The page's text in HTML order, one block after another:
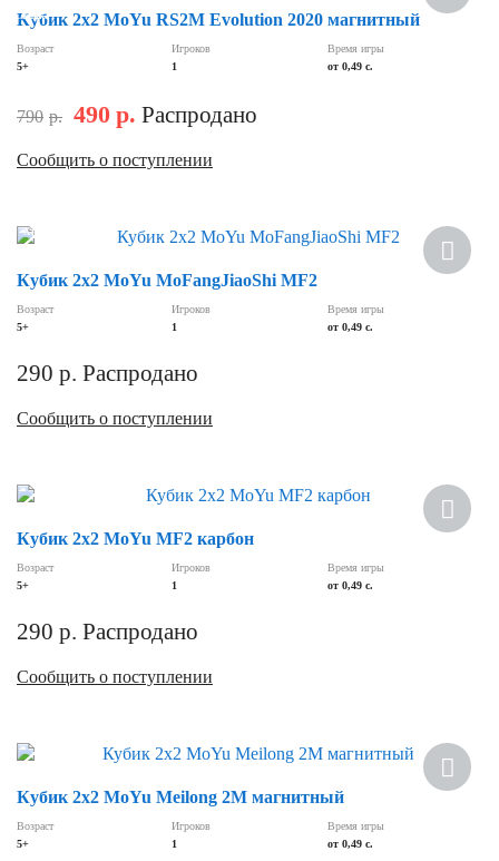
Скидка
Кубик 2х2 MoYu RS2M Evolution 2020 магнитный
Возраст
5+
Игроков
1
Время игры
от 0,49 с.
790 р. 490 р. Распродано
Сообщить о поступлении
Хит
Кубик 2х2 MoYu MoFangJiaoShi MF2
Возраст
5+
Игроков
1
Время игры
от 0,49 c.
290 р. Распродано
Сообщить о поступлении
Кубик 2х2 MoYu MF2 карбон
Возраст
5+
Игроков
1
Время игры
от 0,49 c.
290 р. Распродано
Сообщить о поступлении
Кубик 2х2 MoYu Meilong 2M магнитный
Возраст
5+
Игроков
1
Время игры
от 0,49 с.